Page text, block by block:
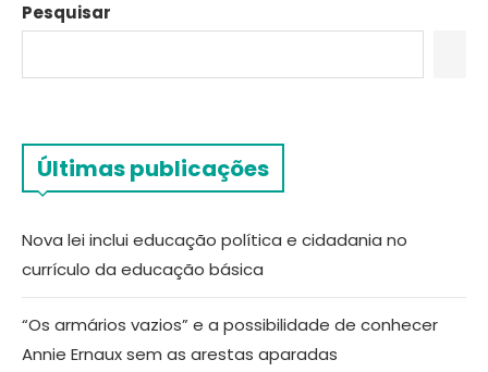
Pesquisar
Últimas publicações
Nova lei inclui educação política e cidadania no
currículo da educação básica
“Os armários vazios” e a possibilidade de conhecer
Annie Ernaux sem as arestas aparadas